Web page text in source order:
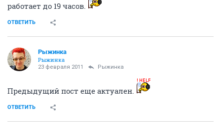
работает до 19 часов.
ОТВЕТИТЬ
Рыжинка
Рыжинка
23 февраля 2011 Рыжинка
Предыдущий пост еще актуален.
ОТВЕТИТЬ